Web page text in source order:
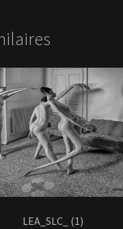
LEA_SLC_ (1)